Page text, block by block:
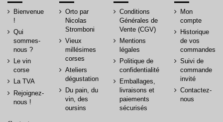
Bienvenue
!
Qui
sommes-
nous ?
Le vin
corse
La TVA
Rejoignez-
nous !
Orto par
Nicolas
Stromboni
Vieux
millésimes
corses
Ateliers
dégustation
Du pain, du
vin, des
oursins
Conditions
Générales de
Vente (CGV)
Mentions
légales
Politique de
confidentialité
Emballages,
livraisons et
paiements
sécurisés
Mon
compte
Historique
de vos
commandes
Suivi de
commande
invité
Contactez-
nous